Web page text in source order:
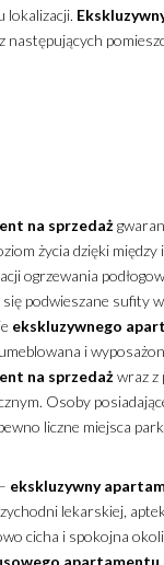
lokalizacji.
następujących
na sprzedaż
życia dzięki między
ogrzewania
podwieszane sufity
ekskluzywnego
i
na sprzedażwraz z
Osoby
liczne miejsca
ekskluzywny
lekarskiej,
cicha i spokojna
apartamentu